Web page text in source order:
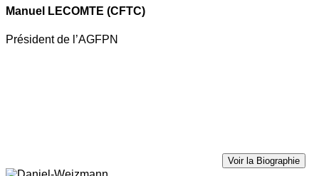
Manuel LECOMTE (CFTC)
Président de l’AGFPN
Voir la Biographie